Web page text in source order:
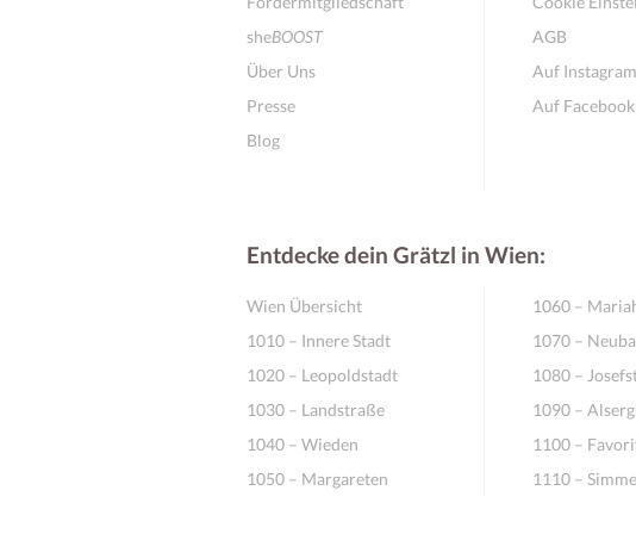
sheBOOST
Über Uns
Presse
Blog
AGB
Auf Instagram
Auf Facebook
Entdecke dein Grätzl in Wien:
Wien Übersicht
1010 – Innere Stadt
1020 – Leopoldstadt
1030 – Landstraße
1040 – Wieden
1050 – Margareten
1060 –
1070 –
1080 –
1090 –
1100 –
1110 –